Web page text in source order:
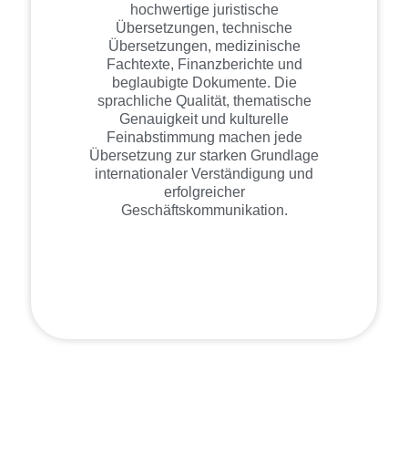
hochwertige juristische
Übersetzungen, technische
Übersetzungen, medizinische
Fachtexte, Finanzberichte und
beglaubigte Dokumente. Die
sprachliche Qualität, thematische
Genauigkeit und kulturelle
Feinabstimmung machen jede
Übersetzung zur starken Grundlage
internationaler Verständigung und
erfolgreicher
Geschäftskommunikation.